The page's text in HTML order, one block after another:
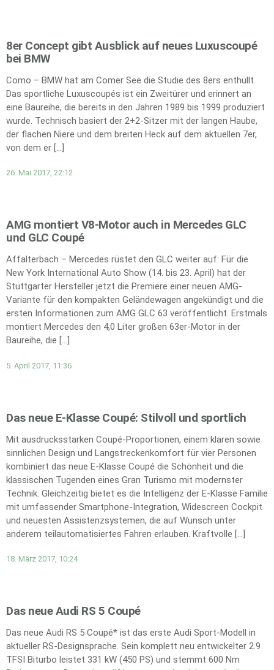
8er Concept gibt Ausblick auf neues Luxuscoupé
bei BMW
Como – BMW hat am Comer See die Studie des 8ers enthüllt.
Das sportliche Luxuscoupés ist ein Zweitürer und erinnert an
eine Baureihe, die bereits in den Jahren 1989 bis 1999 produziert
wurde. Technisch basiert der 2+2-Sitzer mit der langen Haube,
der flachen Niere und dem breiten Heck auf dem aktuellen 7er,
von dem er […]
26. Mai 2017, 22:12
AMG montiert V8-Motor auch in Mercedes GLC
und GLC Coupé
Affalterbach – Mercedes rüstet den GLC weiter auf: Für die
New York International Auto Show (14. bis 23. April) hat der
Stuttgarter Hersteller jetzt die Premiere einer neuen AMG-
Variante für den kompakten Geländewagen angekündigt und die
ersten Informationen zum AMG GLC 63 veröffentlicht. Erstmals
montiert Mercedes den 4,0 Liter großen 63er-Motor in der
Baureihe, die […]
5. April 2017, 11:36
Das neue E-Klasse Coupé: Stilvoll und sportlich
Mit ausdrucksstarken Coupé-Proportionen, einem klaren sowie
sinnlichen Design und Langstreckenkomfort für vier Personen
kombiniert das neue E‑Klasse Coupé die Schönheit und die
klassischen Tugenden eines Gran Turismo mit modernster
Technik. Gleichzeitig bietet es die Intelligenz der E‑Klasse Familie
mit umfassender Smartphone-Integration, Widescreen Cockpit
und neuesten Assistenzsystemen, die auf Wunsch unter
anderem teilautomatisiertes Fahren erlauben. Kraftvolle […]
18. März 2017, 10:24
Das neue Audi RS 5 Coupé
Das neue Audi RS 5 Coupé* ist das erste Audi Sport-Modell in
aktueller RS-Designsprache. Sein komplett neu entwickelter 2.9
TFSI Biturbo leistet 331 kW (450 PS) und stemmt 600 Nm